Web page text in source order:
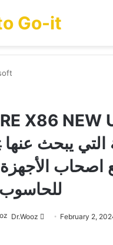
Go-it
X86 NEW
اصحاب
Dr.Wooz
Send February 2,